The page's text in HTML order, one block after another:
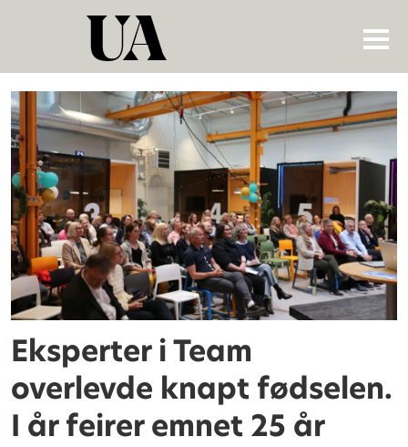
Tag:
størker
moe
Eksperter i Team
overlevde knapt fødselen.
I år feirer emnet 25 år